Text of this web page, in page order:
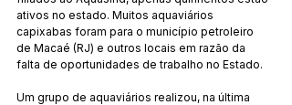
ativos no estado. Muitos aquaviários
capixabas foram para o município petroleiro
de Macaé (RJ) e outros locais em razão da
falta de oportunidades de trabalho no Estado.
Um grupo de aquaviários realizou, na última